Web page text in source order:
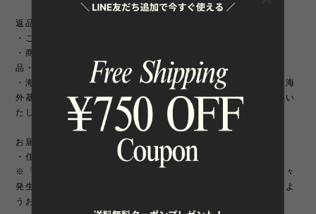
返品/交換/キャンセルについて
・ご注文完了後の変更、キャンセルは承っておりません。
・商品のイメージ違いやサイズ違いなどお客様のご都合による返
品・交換はお受け致しかねます。
・海外製品は日本製に比べて縫製などが荒い場合がございます。海
外基準では返品対象になりませんのでご理解頂けますようお願いい
たします。
お届け先について
・住所変更には追加手数料が発生いたします。
※「町名・丁目番地・部屋番号」の住所不備による配送遅延が多々
発生しております。宛先を十分にご確認の上ご注文いただきますよ
うお願いいたします。